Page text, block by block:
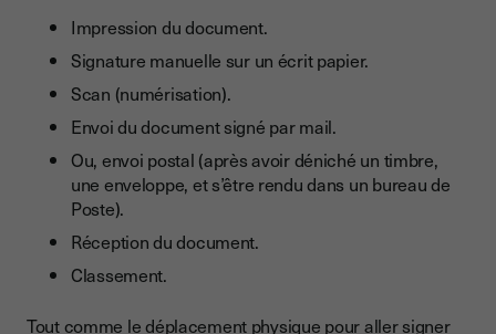
Impression du document.
Signature manuelle sur un écrit papier.
Scan (numérisation).
Envoi du document signé par mail.
Ou, envoi postal (après avoir déniché un timbre,
une enveloppe, et s’être rendu dans un bureau de
Poste).
Réception du document.
Classement.
Tout comme le déplacement physique pour aller signer